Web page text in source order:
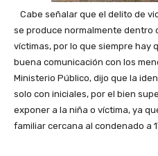
Cabe señalar que el delito de
se produce normalmente dentro
víctimas, por lo que siempre hay
buena comunicación con los
Ministerio Público, dijo que la
solo con iniciales, por el bien
exponer a la niña o víctima, ya
familiar cercana al condenado a